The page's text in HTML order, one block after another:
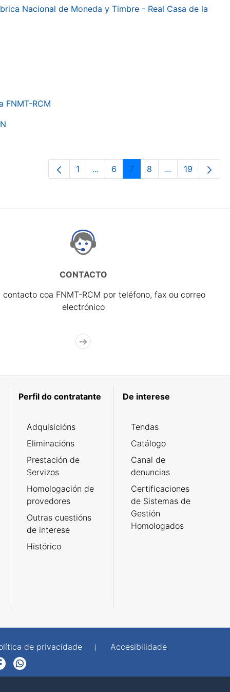
Nacional de Moneda y Timbre - Real Casa de la
FNMT-RCM
Páxina
1 ...Páxinas intermedias Use pestaña
Páxina
6 Páxina
7 Páxina
8 ...PáxinasPáxina
19
CONTACTO
contacto coa FNMT-RCM por teléfono, fax ou correo
electrónico
Perfil do contratante
Adquisicións
Eliminacións
Prestación de
Servizos
Homologación de
provedores
Outras cuestións
de interese
Histórico
De interese
Tendas
Catálogo
Canal de
denuncias
Certificaciones
de Sistemas de
Gestión
Homologados
de privacidade
Accesibilidade